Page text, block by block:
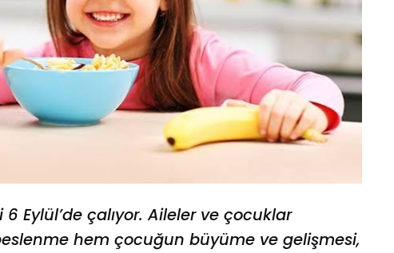
6 Eylül’de çalıyor. Aileler ve çocuklar
hem çocuğun büyüme ve gelişmesi,